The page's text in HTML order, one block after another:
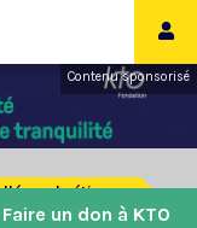
Contenu sponsorisé
en chrétien »
Faire un don à KTO